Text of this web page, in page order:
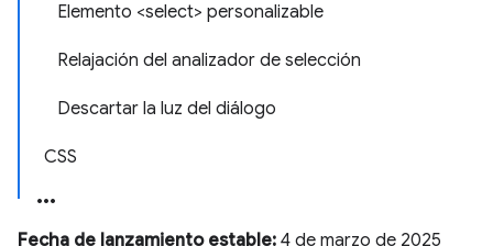
Elemento <select> personalizable
Relajación del analizador de selección
Descartar la luz del diálogo
CSS
Fecha de lanzamiento estable: 4 de marzo de 2025